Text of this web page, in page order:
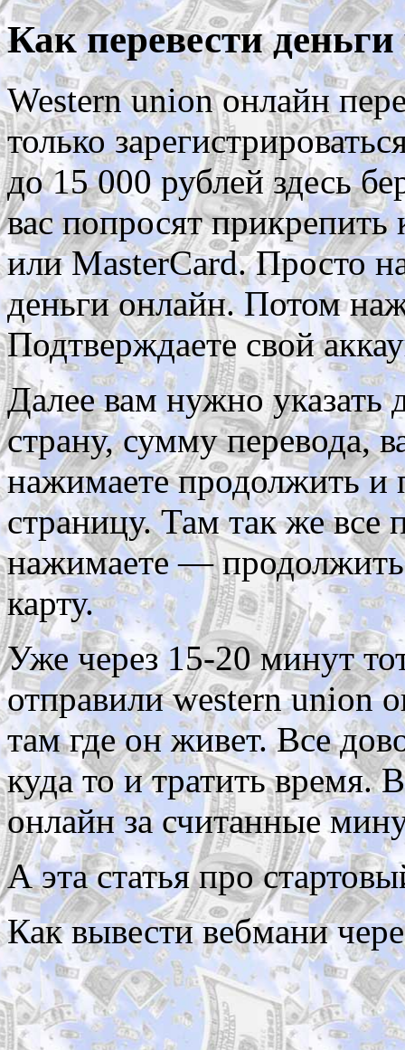
Как перевести
Western union онлайн
только
до 15 000 рублей здесь
вас попросят
или MasterCard. Просто
деньги онлайн. Потом
Подтверждаете свой
Далее вам нужно
страну, сумму перевода,
нажимаете продолжить
страницу. Там так же все
нажимаете — продолжить
карту.
Уже через 15-20 минут
отправили western union
там где он живет. Все
куда то и тратить время.
онлайн за считанные
А эта статья про
Как вывести вебмани